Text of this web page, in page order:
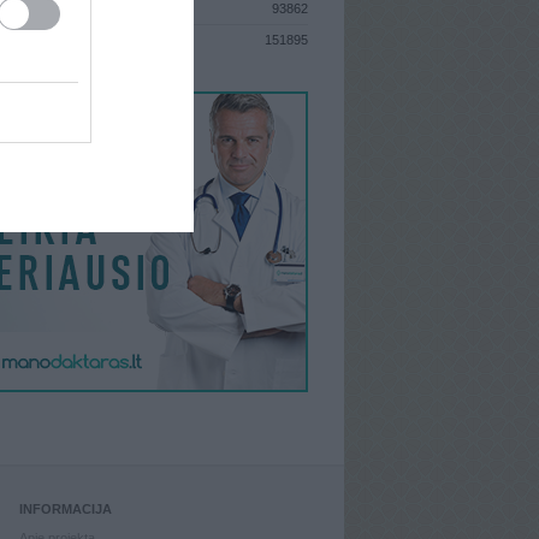
93862
151895
INFORMACIJA